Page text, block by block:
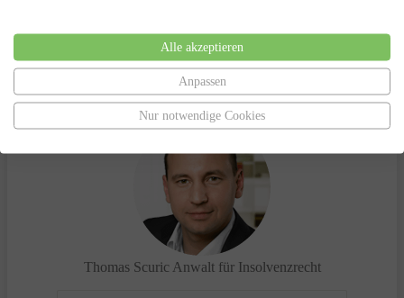
Haben Sie Fragen?
Sprechen Sie uns an.
Wir helfen Ihnen gerne!
Thomas Scuric Anwalt für Insolvenzrecht
Alle akzeptieren
Anpassen
Nur notwendige Cookies